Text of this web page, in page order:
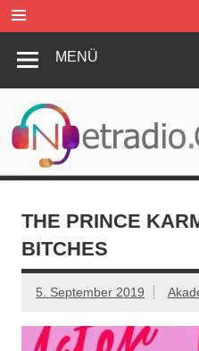
Inhalt
springen
MENÜ
THE PRINCE
BITCHES
5. September 2019